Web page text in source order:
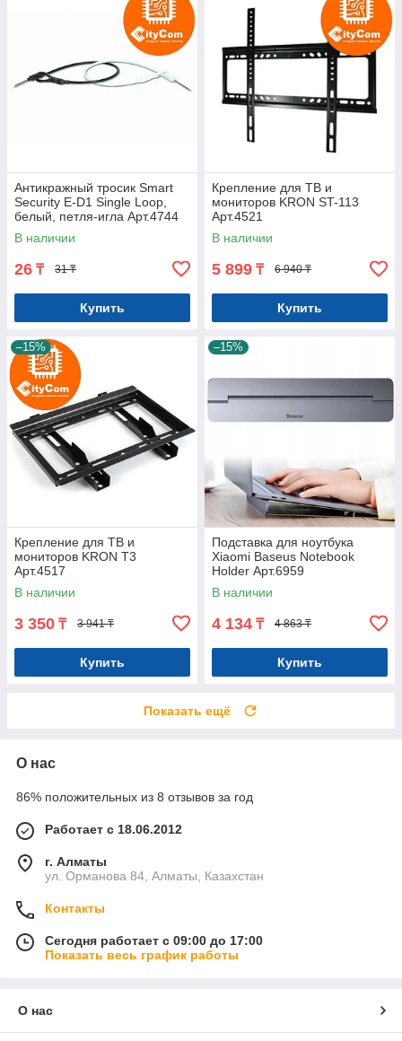
Антикражный тросик Smart
Security E-D1 Single Loop,
белый, петля-игла Арт.4744
В наличии
26 ₸ 31 ₸
Купить
Крепление для ТВ и
мониторов KRON ST-113
Арт.4521
В наличии
5 899 ₸ 6 940 ₸
Купить
–15%
Крепление для ТВ и
мониторов KRON T3
Арт.4517
В наличии
3 350 ₸ 3 941 ₸
Купить
–15%
Подставка для ноутбука
Xiaomi Baseus Notebook
Holder Арт.6959
В наличии
4 134 ₸ 4 863 ₸
Купить
Показать ещё
О нас
86% положительных из 8 отзывов за год
Работает с 18.06.2012
г. Алматы
ул. Орманова 84, Алматы, Казахстан
Контакты
Сегодня работает с 09:00 до 17:00
Показать весь график работы
О нас